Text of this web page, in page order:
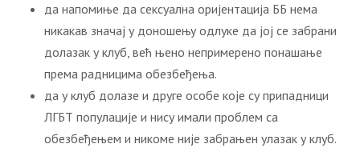
да напомиње да сексуална оријентација ББ нема
никакав значај у доношењу одлуке да јој се забрани
долазак у клуб, већ њено непримерено понашање
према радницима обезбеђења.
да у клуб долазе и друге особе које су припадници
ЛГБТ популације и нису имали проблем са
обезбеђењем и никоме није забрањен улазак у клуб.